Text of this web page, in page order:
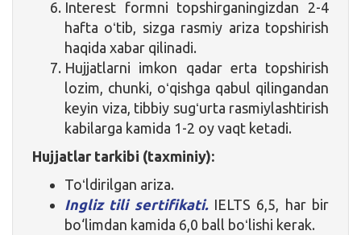
Interest formni topshirganingizdan 2-4
hafta oʻtib, sizga rasmiy ariza topshirish
haqida xabar qilinadi.
Hujjatlarni imkon qadar erta topshirish
lozim, chunki, oʻqishga qabul qilingandan
keyin viza, tibbiy sugʻurta rasmiylashtirish
kabilarga kamida 1-2 oy vaqt ketadi.
Hujjatlar tarkibi (taxminiy):
Toʻldirilgan ariza.
Ingliz tili sertifikati.IELTS 6,5, har bir
bo‘limdan kamida 6,0 ball boʻlishi kerak.